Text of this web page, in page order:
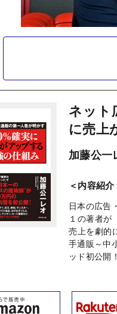
ネット
に売上
加藤公一
＜内容紹介
日本の広告
１の著者
売上を劇的
手通販～中
ッド初公開！